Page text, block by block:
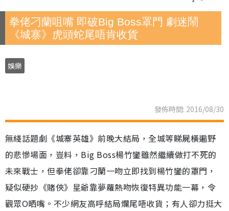
拳佬刁蘭咀嘴 即破Big Boss罩門 劇迷鬧
《城寨》虎頭蛇尾唔肯收貨
娛樂
發佈時間: 2016/08/30
無綫話題劇《城寨英雄》前晚大結局，全城等睇屍橫遍野
的悲慘場面，豈料，Big Boss楊竹鑾雖然繼續做打不死的
未來戰士，但拳佬卻靠刁蘭一吻立即找到楊竹鑾的罩門，
疑似硬抄《賭俠》星爺靠夢蘿熱吻恢復特異功能一幕，令
觀眾O晒嘴。不少網友高呼結局爛尾唔收貨；有人卻力挺大